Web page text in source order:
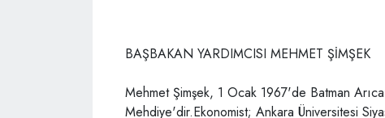
BAŞBAKAN YARDIMCISI MEHMET ŞİMŞEK
Mehmet Şimşek, 1 Ocak 1967'de Batman
Mehdiye'dir.Ekonomist; Ankara Üniversitesi